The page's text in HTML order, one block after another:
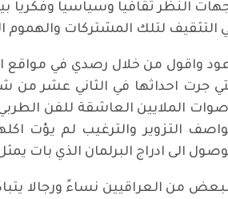
النظر ثقافيا وسياسيا وفكريا
التثقيف لتلك المشتركات والهموم
واقول من خلال رصدي في مواقع
جرت احداثها في الثاني عشر من
الملايين العاشقة للفن
التزوير والترغيب لم يؤت
الى ادراج البرلمان الذي بات
من العراقيين نساءً ورجالا